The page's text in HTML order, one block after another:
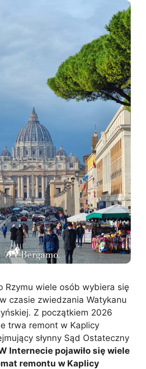
Rzymu wiele osób wybiera się
czasie zwiedzania Watykanu
Z początkiem 2026
trwa remont w Kaplicy
słynny Sąd Ostateczny
Internecie pojawiło się wiele
remontu w Kaplicy